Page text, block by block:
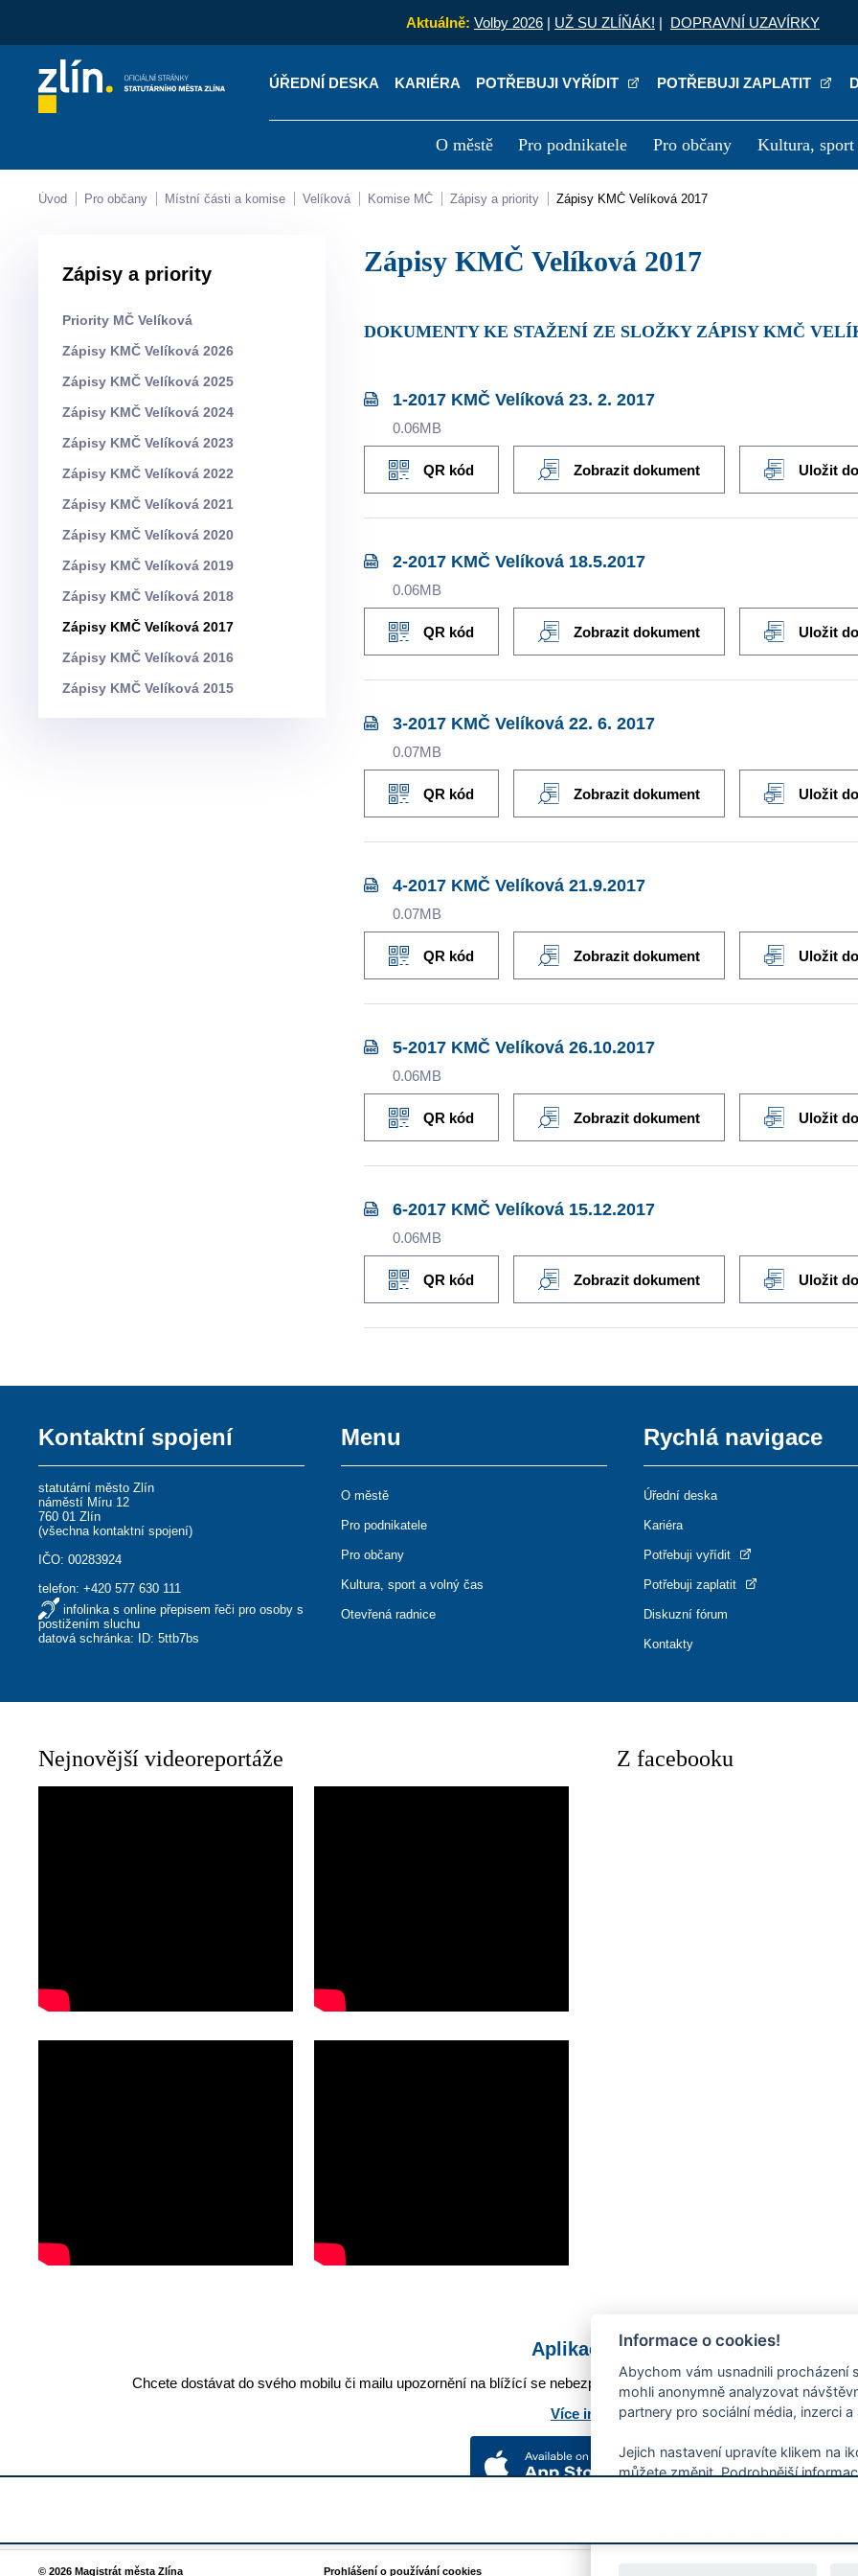
Aktuálně: Volby 2026 | UŽ SU ZLÍŇÁK! | DOPRAVNÍ UZAVÍRKY
ÚŘEDNÍ DESKA KARIÉRA POTŘEBUJI VYŘÍDIT POTŘEBUJI ZAPLATIT
O městě Pro podnikatele Pro občany Kultura, sport
Kontakty Úřední deska Kariéra
Úvod Pro občany Místní části a komise Velíková Komise MČ Zápisy a priority Zápisy KMČ Velíková 2017
Zápisy a priority
Priority MČ Velíková
Zápisy KMČ Velíková 2026
Zápisy KMČ Velíková 2025
Zápisy KMČ Velíková 2024
Zápisy KMČ Velíková 2023
Zápisy KMČ Velíková 2022
Zápisy KMČ Velíková 2021
Zápisy KMČ Velíková 2020
Zápisy KMČ Velíková 2019
Zápisy KMČ Velíková 2018
Zápisy KMČ Velíková 2017
Zápisy KMČ Velíková 2016
Zápisy KMČ Velíková 2015
Zápisy KMČ Velíková 2017
DOKUMENTY KE STAŽENÍ ZE SLOŽKY ZÁPISY KMČ
1-2017 KMČ Velíková 23. 2. 2017
0.06MB
QR kód Zobrazit dokument Uložit
2-2017 KMČ Velíková 18.5.2017
0.06MB
QR kód Zobrazit dokument Uložit
3-2017 KMČ Velíková 22. 6. 2017
0.07MB
QR kód Zobrazit dokument Uložit
4-2017 KMČ Velíková 21.9.2017
0.07MB
QR kód Zobrazit dokument Uložit
5-2017 KMČ Velíková 26.10.2017
0.06MB
QR kód Zobrazit dokument Uložit
6-2017 KMČ Velíková 15.12.2017
0.06MB
QR kód Zobrazit dokument Uložit
Kontaktní spojení
statutární město Zlín
náměstí Míru 12
760 01 Zlín
(všechna kontaktní spojení)
IČO: 00283924
telefon:+420 577 630 111
infolinka s online přepisem řeči pro osoby s
postižením sluchu
datová schránka: ID: 5ttb7bs
Menu
O městě
Pro podnikatele
Pro občany
Kultura, sport a volný čas
Otevřená radnice
Rychlá navigace
Úřední deska
Kariéra
Potřebuji vyřídit
Potřebuji zaplatit
Diskuzní fórum
Kontakty
Nejnovější videoreportáže Z facebooku
Aplikace Mobilní rozhlas
Chcete dostávat do svého mobilu či mailu upozornění na blížící se nebezpečí, odstávky, poruchy a výpadky
Více informací o aplikaci
© 2026 Magistrát města Zlína Prohlášení o používání cookies
Informace o cookies!
Abychom vám usnadnili procházení
mohli anonymně analyzovat
partnery pro sociální média, inzerci a
Jejich nastavení upravíte klikem na
můžete změnit. Podrobnější